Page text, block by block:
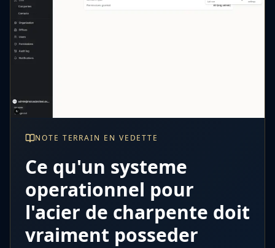
NOTE TERRAIN EN VEDETTE
Ce qu'un systeme
operationnel pour
l'acier de charpente doit
vraiment posseder